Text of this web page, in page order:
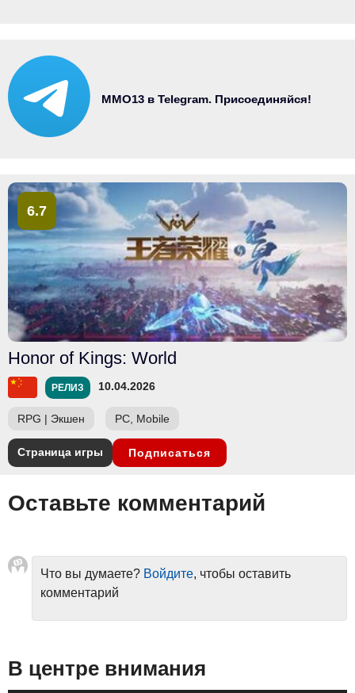
MMO13 в Telegram. Присоединяйся!
6.7
Honor of Kings: World
РЕЛИЗ 10.04.2026
RPG | Экшен PC, Mobile
Страница игры Подписаться
Оставьте комментарий
Что вы думаете? Войдите, чтобы оставить
комментарий
В центре внимания